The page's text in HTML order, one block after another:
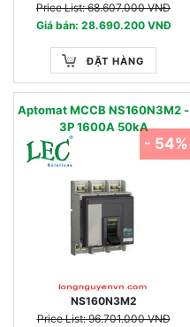
Price List: 68.607.000 VNĐ
Giá bán: 28.690.200 VNĐ
ĐẶT HÀNG
Aptomat MCCB NS160N3M2 -
3P 1600A 50kA
NS160N3M2
Price List: 96.701.000 VNĐ
- 54%